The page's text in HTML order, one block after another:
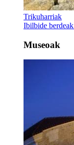
Trikuharriak
Ibilbide berdeak
Museoak